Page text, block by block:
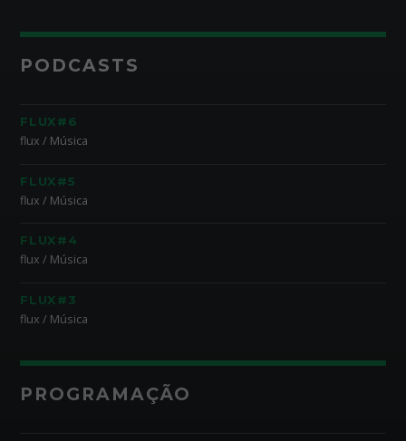
PODCASTS
FLUX#6
flux / Música
FLUX#5
flux / Música
FLUX#4
flux / Música
FLUX#3
flux / Música
PROGRAMAÇÃO